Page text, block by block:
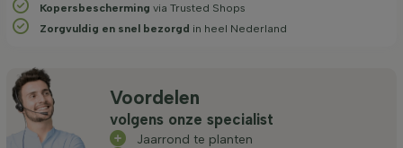
Kopersbescherming via Trusted Shops
Zorgvuldig en snel bezorgd in heel Nederland
Voordelen
volgens onze specialist
Jaarrond te planten